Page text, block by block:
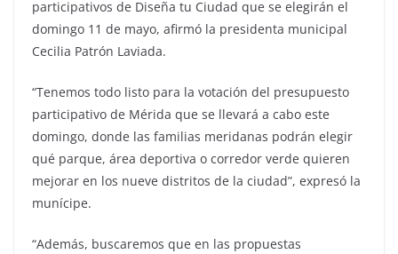
participativos de Diseña tu Ciudad que se elegirán el
domingo 11 de mayo, afirmó la presidenta municipal
Cecilia Patrón Laviada.
“Tenemos todo listo para la votación del presupuesto
participativo de Mérida que se llevará a cabo este
domingo, donde las familias meridanas podrán elegir
qué parque, área deportiva o corredor verde quieren
mejorar en los nueve distritos de la ciudad”, expresó la
munícipe.
“Además, buscaremos que en las propuestas